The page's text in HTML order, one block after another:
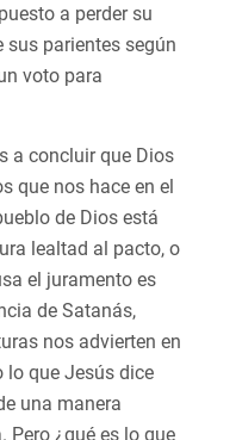
a perder su
sus parientes según
voto para
a concluir que Dios
que nos hace en el
de Dios está
lealtad al pacto, o
el juramento es
de Satanás,
nos advierten en
lo que Jesús dice
una manera
¿qué es lo que